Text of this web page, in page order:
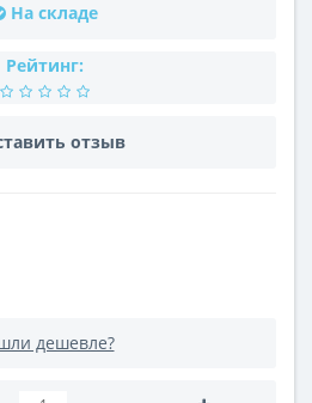
На складе
Рейтинг:
отзыв
дешевле?